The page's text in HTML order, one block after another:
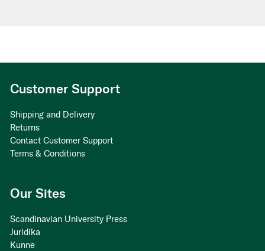
Customer Support
Shipping and Delivery
Returns
Contact Customer Support
Terms & Conditions
Our Sites
Scandinavian University Press
Juridika
Kunne